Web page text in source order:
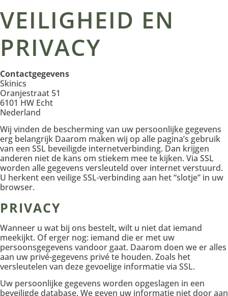
VEILIGHEID EN
PRIVACY
Contactgegevens
Skinics
Oranjestraat 51
6101 HW Echt
Nederland
Wij vinden de bescherming van uw persoonlijke gegevens
erg belangrijk Daarom maken wij op alle pagina’s gebruik
van een SSL beveiligde internetverbinding. Dan krijgen
anderen niet de kans om stiekem mee te kijken. Via SSL
worden alle gegevens versleuteld over internet verstuurd.
U herkent een veilige SSL-verbinding aan het “slotje” in uw
browser.
PRIVACY
Wanneer u wat bij ons bestelt, wilt u niet dat iemand
meekijkt. Of erger nog: iemand die er met uw
persoonsgegevens vandoor gaat. Daarom doen we er alles
aan uw privé-gegevens privé te houden. Zoals het
versleutelen van deze gevoelige informatie via SSL.
Uw persoonlijke gegevens worden opgeslagen in een
beveiligde database. We geven uw informatie niet door aan